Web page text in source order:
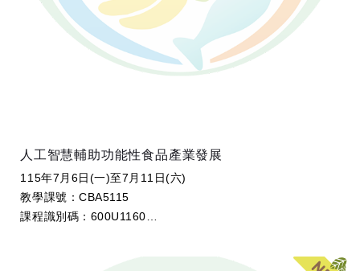
人工智慧輔助功能性食品產業發展
115年7月6日(一)至7月11日(六)
教學課號：CBA5115
課程識別碼：600U1160
開課教師：沈立言 特聘教授 (國立臺灣大學食品科技研究